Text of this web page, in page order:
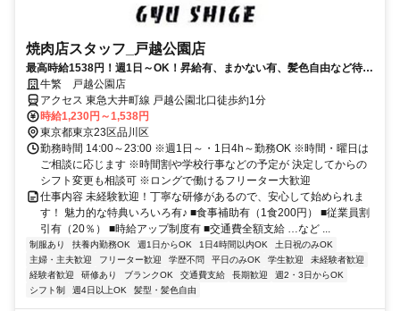
焼肉店スタッフ_戸越公園店
最高時給1538円！週1日～OK！昇給有、まかない有、髪色自由など待遇
充実！ 高校生・大学生活躍中！
牛繁 戸越公園店
アクセス 東急大井町線 戸越公園北口徒歩約1分
時給1,230円～1,538円
東京都東京23区品川区
勤務時間 14:00～23:00 ※週1日～・1日4h～勤務OK ※時間・曜日は
ご相談に応じます ※時間割や学校行事などの予定が 決定してからの
シフト変更も相談可 ※ロングで働けるフリーター大歓迎
仕事内容 未経験歓迎！丁寧な研修があるので、安心して始められま
す！ 魅力的な特典いろいろ有♪ ■食事補助有（1食200円） ■従業員割
引有（20％） ■時給アップ制度有 ■交通費全額支給 …など ...
制服あり 扶養内勤務OK 週1日からOK 1日4時間以内OK
土日祝のみOK
主婦・主夫歓迎
フリーター歓迎 学歴不問 平日のみOK 学生歓迎
未経験者歓迎
経験者歓迎
研修あり ブランクOK 交通費支給 長期歓迎
週2・3日からOK
シフト制
週4日以上OK 髪型・髪色自由